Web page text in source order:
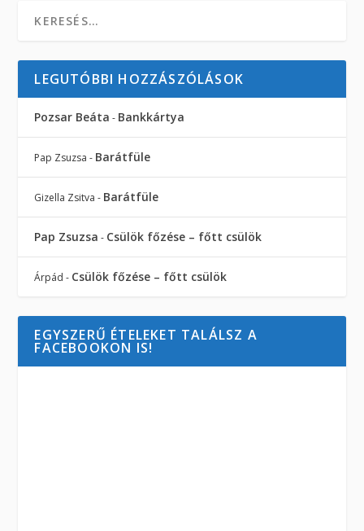
LEGUTÓBBI HOZZÁSZÓLÁSOK
Pozsar Beáta - Bankkártya
Pap Zsuzsa - Barátfüle
Gizella Zsitva - Barátfüle
Pap Zsuzsa - Csülök főzése – főtt csülök
Árpád - Csülök főzése – főtt csülök
EGYSZERŰ ÉTELEKET TALÁLSZ A
FACEBOOKON IS!